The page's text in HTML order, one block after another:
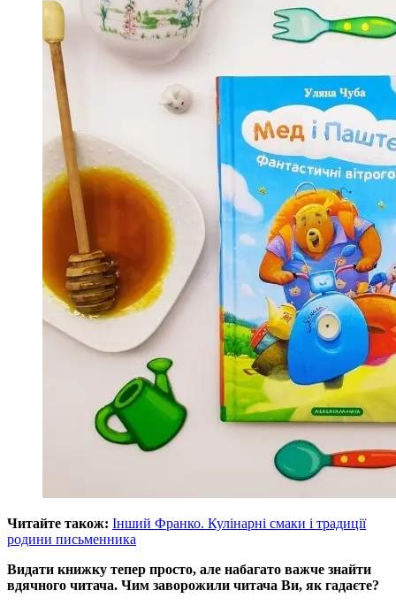
Читайте також: Інший Франко. Кулінарні смаки і традиції
родини письменника
Видати книжку тепер просто, але набагато важче знайти
вдячного читача. Чим заворожили читача Ви, як гадаєте?